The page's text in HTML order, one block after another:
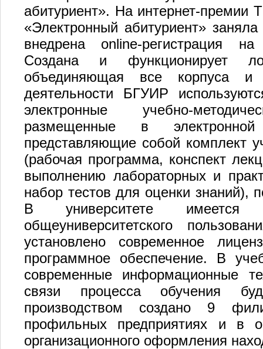
абитуриент». На интернет-
«Электронный абитуриент»
внедрена online-регистрация на
Создана и функционирует
объединяющая все корпуса и
деятельности БГУИР
электронные учебно-
размещенные в
представляющие собой комплект
(рабочая программа, конспект
выполнению лабораторных и
набор тестов для оценки знаний),
В университете имеется
общеуниверситетского
установлено современное
программное обеспечение. В
современные информационные
связи процесса обучения
производством создано 9
профильных предприятиях и в
организационного оформления